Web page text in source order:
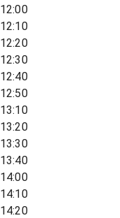
12:00
12:10
12:20
12:30
12:40
12:50
13:10
13:20
13:30
13:40
14:00
14:10
14:20